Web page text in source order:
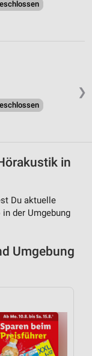
❯
in
Du aktuelle
der Umgebung
Umgebung